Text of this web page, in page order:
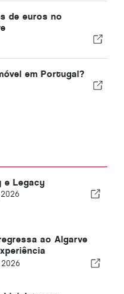
de euros no
em Portugal?
e Legacy
ao Algarve
de inspiração